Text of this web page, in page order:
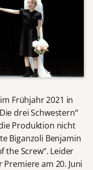
im Frühjahr 2021 in
drei Schwestern“
Produktion nicht
Biganzoli Benjamin
the Screw“. Leider
am 20. Juni